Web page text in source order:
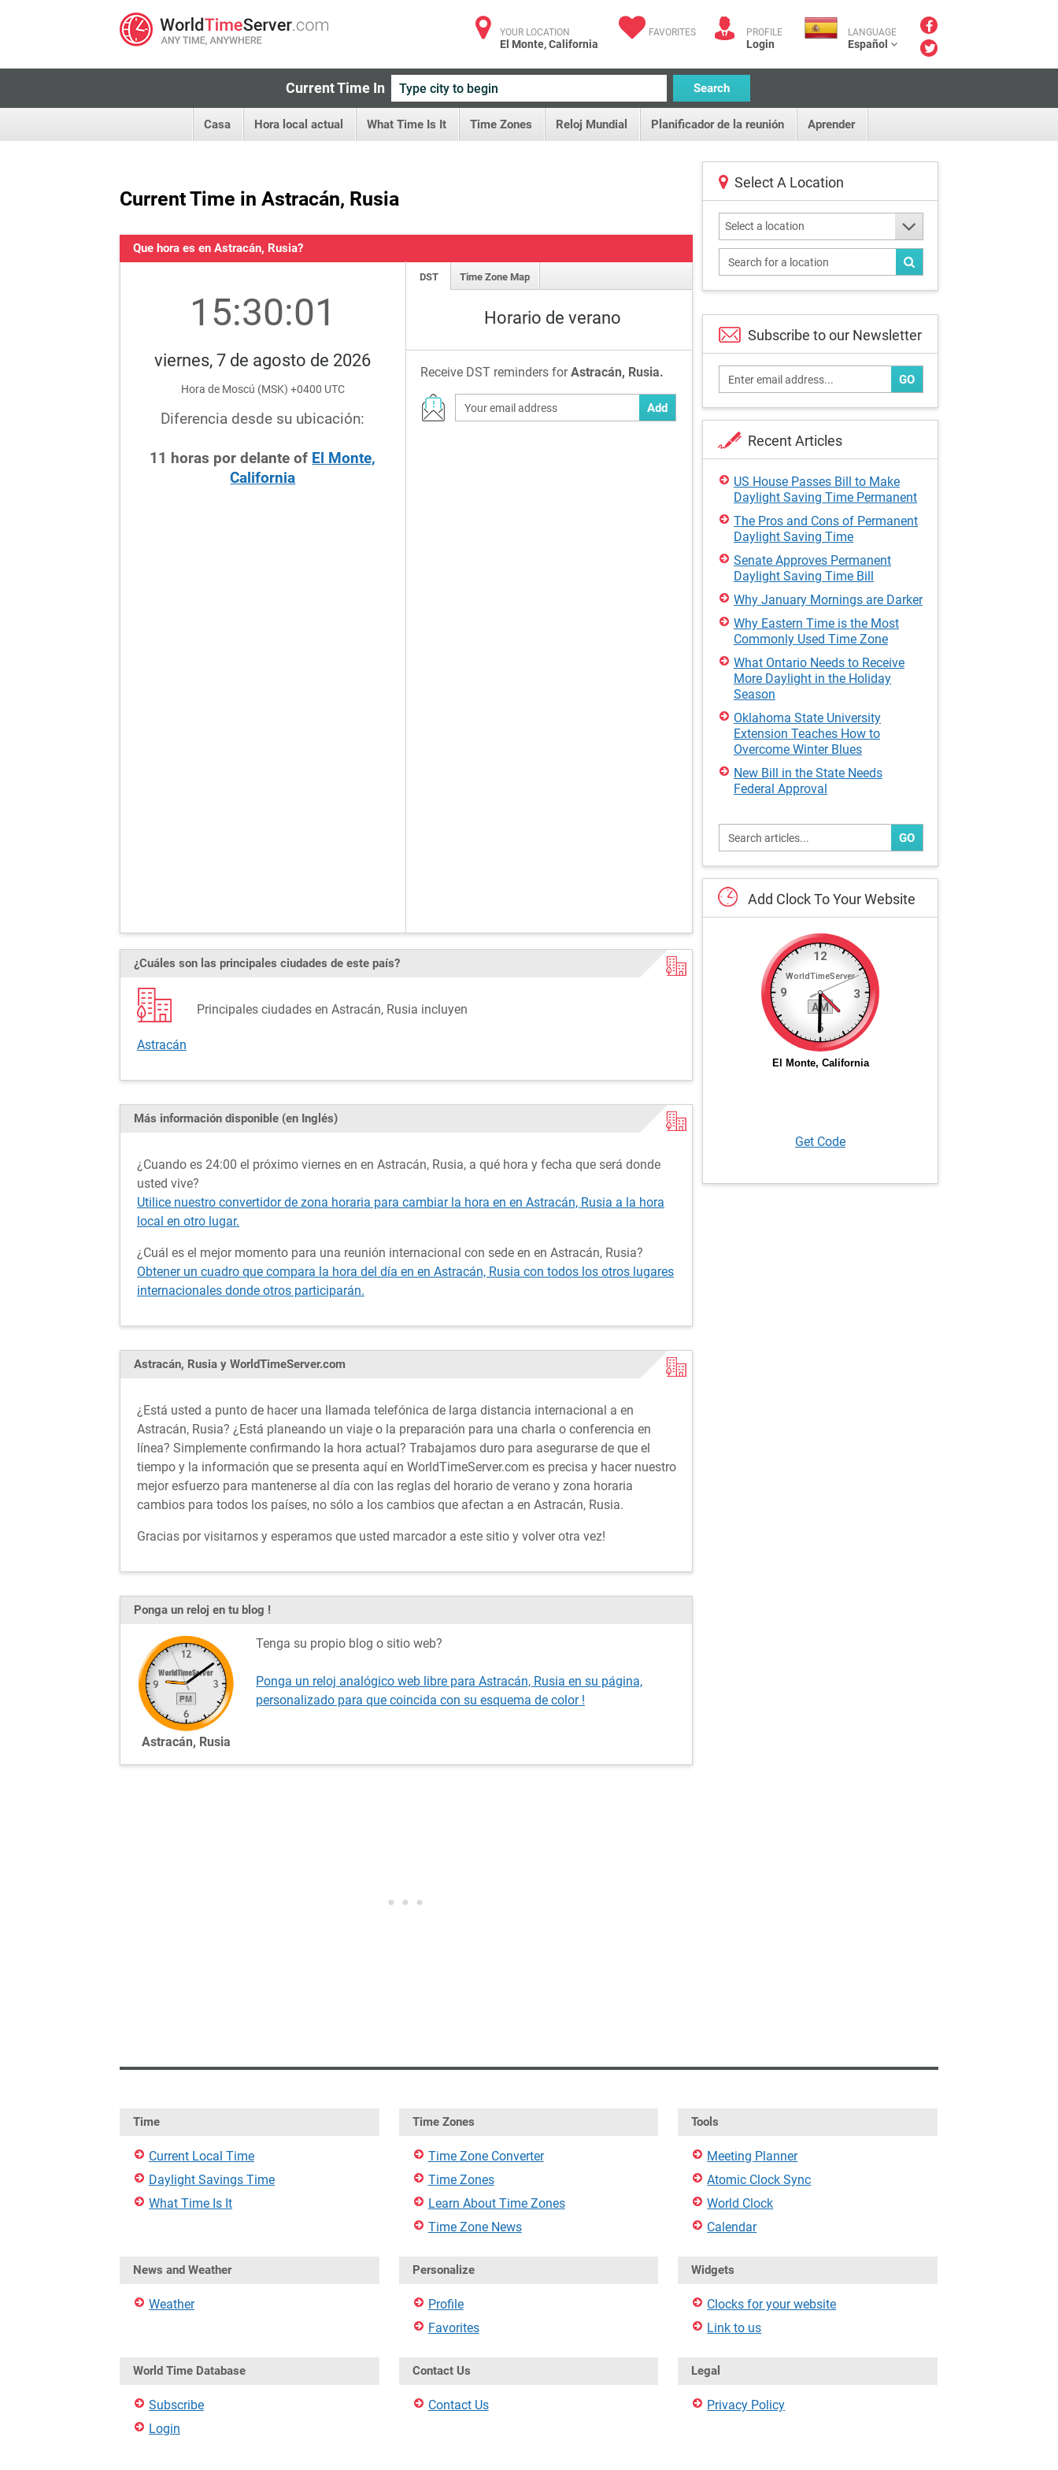
YOUR LOCATION
El Monte, California
FAVORITES PROFILE
Login
LANGUAGE
Español
Current Time In Search
Casa Hora local actual What Time Is It Time Zones Reloj Mundial Planificador de la reunión Aprender
Current Time in Astracán, Rusia
Que hora es en Astracán, Rusia?
15:30:02
viernes, 7 de agosto de 2026
Hora de Moscú (MSK) +0400 UTC
Diferencia desde su ubicación:
11 horas por delante of El Monte,
California
DST Time Zone Map
Horario de verano
Receive DST reminders forAstracán, Rusia.
Add
¿Cuáles son las principales ciudades de este país?
Principales ciudades en Astracán, Rusia incluyen
Astracán
Más información disponible (en Inglés)
¿Cuando es 24:00 el próximo viernes en en Astracán, Rusia, a qué hora y fecha que será donde
usted vive?
Utilice nuestro convertidor de zona horaria para cambiar la hora en en Astracán, Rusia a la hora
local en otro lugar.
¿Cuál es el mejor momento para una reunión internacional con sede en en Astracán, Rusia?
Obtener un cuadro que compara la hora del día en en Astracán, Rusia con todos los otros lugares
internacionales donde otros participarán.
Astracán, Rusia y WorldTimeServer.com
¿Está usted a punto de hacer una llamada telefónica de larga distancia internacional a en
Astracán, Rusia? ¿Está planeando un viaje o la preparación para una charla o conferencia en
línea? Simplemente confirmando la hora actual? Trabajamos duro para asegurarse de que el
tiempo y la información que se presenta aquí en WorldTimeServer.com es precisa y hacer nuestro
mejor esfuerzo para mantenerse al día con las reglas del horario de verano y zona horaria
cambios para todos los países, no sólo a los cambios que afectan a en Astracán, Rusia.
Gracias por visitarnos y esperamos que usted marcador a este sitio y volver otra vez!
Ponga un reloj en tu blog !
Astracán, Rusia
Tenga su propio blog o sitio web?
Ponga un reloj analógico web libre para Astracán, Rusia en su página,
personalizado para que coincida con su esquema de color !
Select A Location
Select a location
Subscribe to our Newsletter
GO
Recent Articles
US House Passes Bill to Make
Daylight Saving Time Permanent
The Pros and Cons of Permanent
Daylight Saving Time
Senate Approves Permanent
Daylight Saving Time Bill
Why January Mornings are Darker
Why Eastern Time is the Most
Commonly Used Time Zone
What Ontario Needs to Receive
More Daylight in the Holiday
Season
Oklahoma State University
Extension Teaches How to
Overcome Winter Blues
New Bill in the State Needs
Federal Approval
GO
Add ClockToYourWebsite
Get Code
Time
Current Local Time
Daylight Savings Time
What Time Is It
Time Zones
Time Zone Converter
Time Zones
Learn About Time Zones
Time Zone News
Tools
Meeting Planner
Atomic Clock Sync
World Clock
Calendar
News and Weather
Weather
Personalize
Profile
Favorites
Widgets
Clocks for your website
Link to us
World Time Database
Subscribe
Login
Contact Us
Contact Us
Legal
Privacy Policy